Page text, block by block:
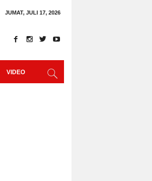
JUMAT, JULI 17, 2026
VIDEO